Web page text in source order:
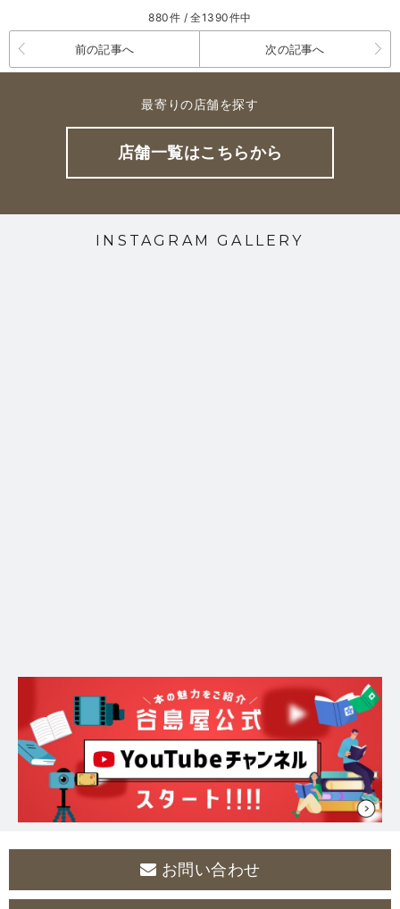
880件 / 全1390件中
前の記事へ 次の記事へ
最寄りの店舗を探す
店舗一覧はこちらから
INSTAGRAM GALLERY
お問い合わせ